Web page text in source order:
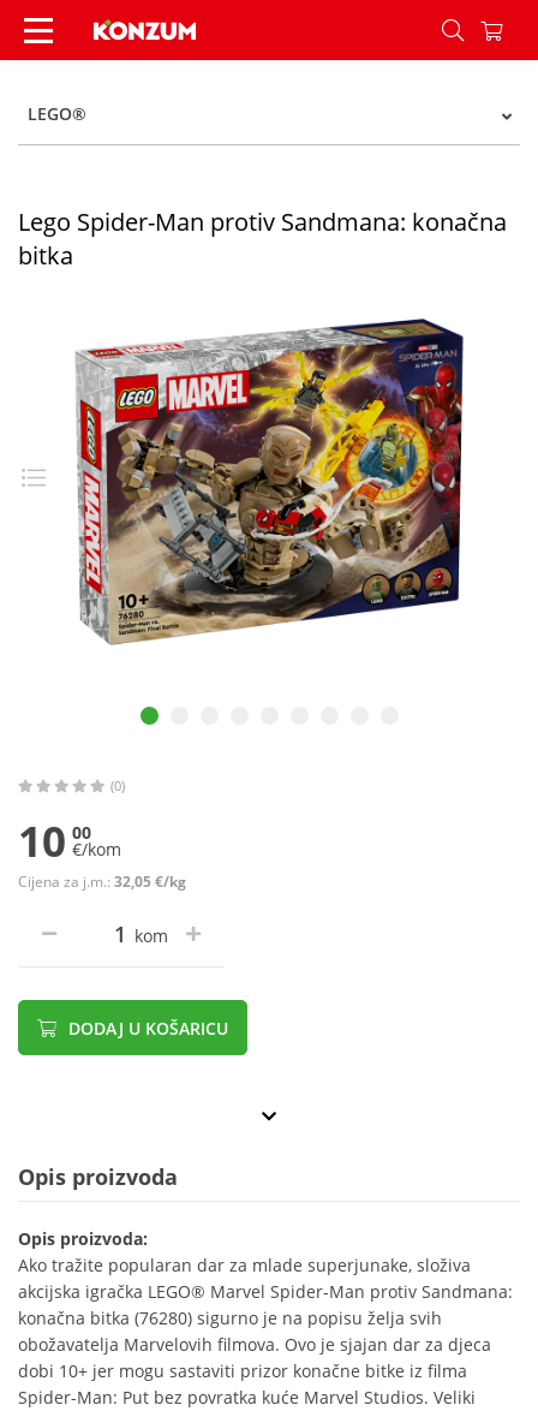
Lego Spider-Man protiv Sandmana: konačna
LEGO®
Lego Spider-Man protiv Sandmana: konačna
bitka
(0)
10 00
€/kom
Cijena za j.m.: 32,05 €/kg
kom
DODAJ U KOŠARICU
Opis proizvoda
Opis proizvoda:
Ako tražite popularan dar za mlade superjunake, složiva
akcijska igračka LEGO® Marvel Spider-Man protiv Sandmana:
konačna bitka (76280) sigurno je na popisu želja svih
obožavatelja Marvelovih filmova. Ovo je sjajan dar za djeca
dobi 10+ jer mogu sastaviti prizor konačne bitke iz filma
Spider-Man: Put bez povratka kuće Marvel Studios. Veliki